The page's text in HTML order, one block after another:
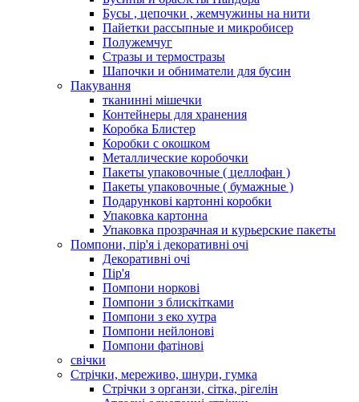
Бусы , цепочки , жемчужины на нити
Пайетки рассыпные и микробисер
Полужемчуг
Стразы и термостразы
Шапочки и обниматели для бусин
Пакування
тканинні мішечки
Контейнеры для хранения
Коробка Блистер
Коробки с окошком
Металлические коробочки
Пакеты упаковочные ( целлофан )
Пакеты упаковочные ( бумажные )
Подарункові картонні коробки
Упаковка картонна
Упаковка прозрачная и курьерские пакеты
Помпони, пір'я і декоративні очі
Декоративні очі
Пір'я
Помпони норкові
Помпони з блискітками
Помпони з еко хутра
Помпони нейлонові
Помпони фатінові
свічки
Стрічки, мереживо, шнури, гумка
Стрічки з органзи, сітка, рігелін